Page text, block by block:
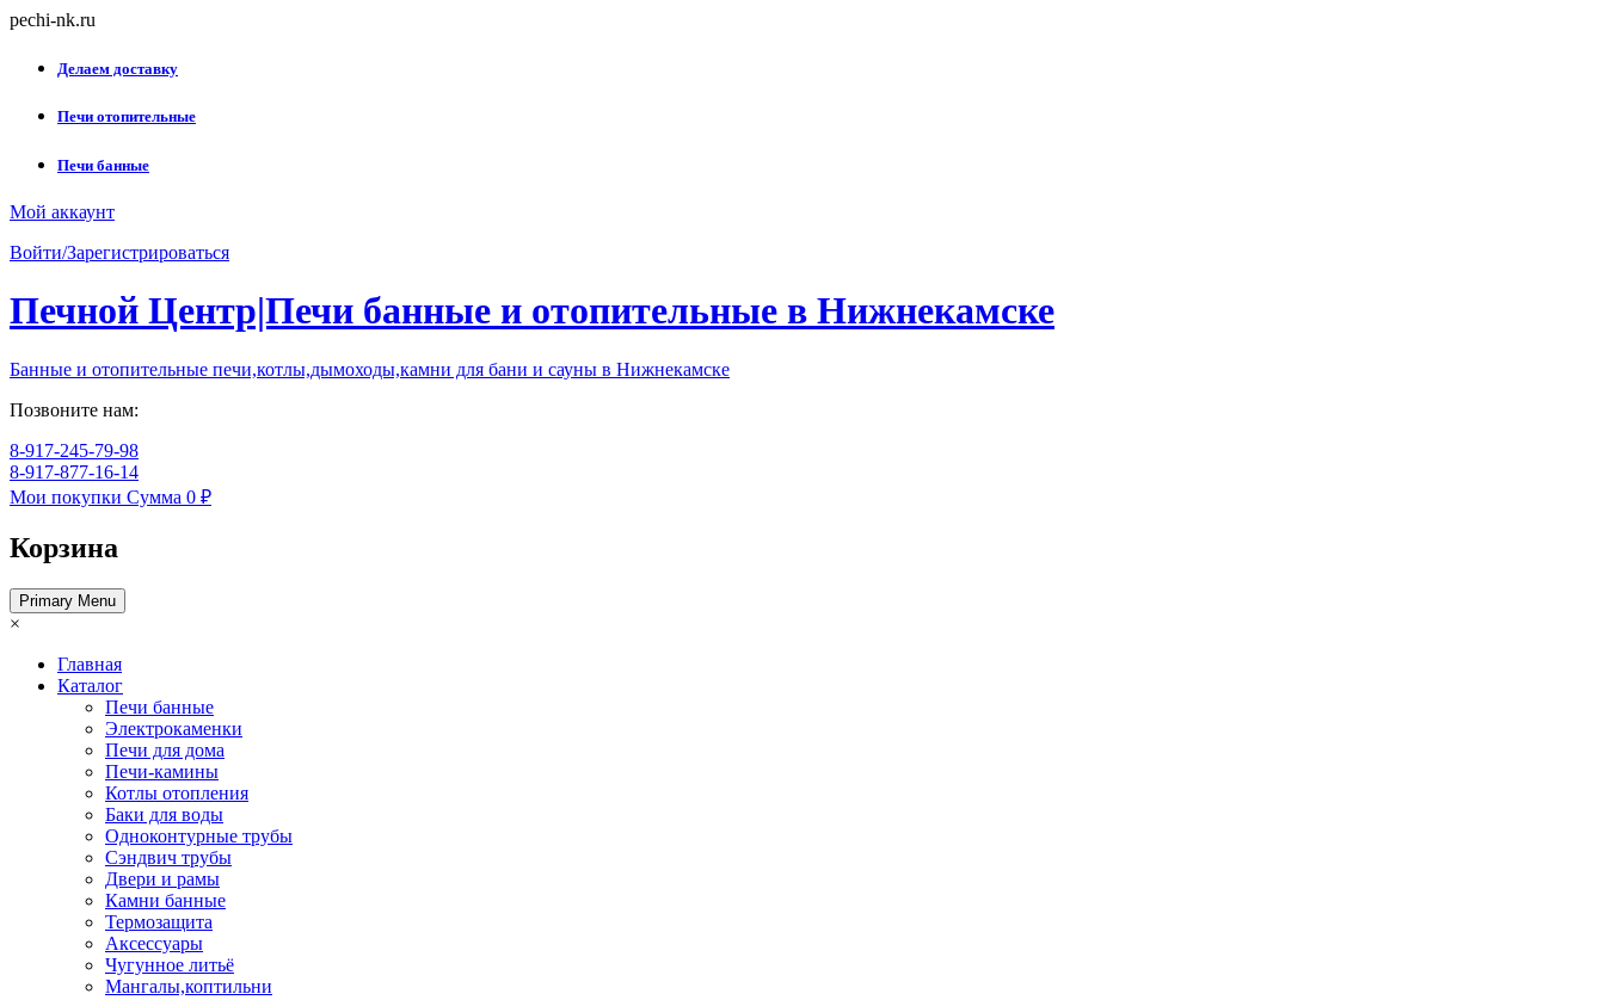
Skip
content
pechi-nk.ru
Делаем доставку
Печи отопительные
Печи банные
Мой аккаунт
Войти/Зарегистрироваться
Печной Центр|Печи банные и отопительные в Нижнекамске
Банные и отопительные печи,котлы,дымоходы,камни для бани и сауны в Нижнекамске
Позвоните нам:
8-917-245-79-98
8-917-877-16-14
Мои покупки Сумма 0 ₽
Корзина
Primary Menu
×
Главная
Каталог
Печи банные
Электрокаменки
Печи для дома
Печи-камины
Котлы отопления
Баки для воды
Одноконтурные трубы
Сэндвич трубы
Двери и рамы
Камни банные
Термозащита
Аксессуары
Чугунное литьё
Мангалы,коптильни